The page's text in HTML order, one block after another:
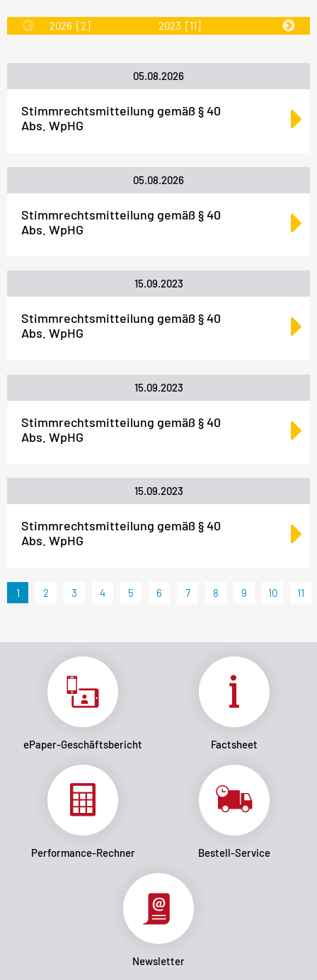
2026 [2] 2023 [11] 2022[31]
05.08.2026
Stimmrechtsmitteilung gemäß § 40
Abs. WpHG
05.08.2026
Stimmrechtsmitteilung gemäß § 40
Abs. WpHG
15.09.2023
Stimmrechtsmitteilung gemäß § 40
Abs. WpHG
15.09.2023
Stimmrechtsmitteilung gemäß § 40
Abs. WpHG
15.09.2023
Stimmrechtsmitteilung gemäß § 40
Abs. WpHG
1 2 3 4 5 6 7 8 9 10 11
ePaper-Geschäftsbericht Factsheet
Performance-Rechner Bestell-Service
Newsletter